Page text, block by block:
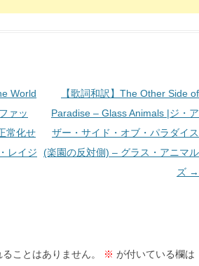
World
ァッ
常化せ
レイジ
【歌詞和訳】The Other Side of
Paradise – Glass Animals |ジ・ア
ザー・サイド・オブ・パラダイス
(楽園の反対側) – グラス・アニマル
ズ →
ことはありません。 ※ が付いている欄は